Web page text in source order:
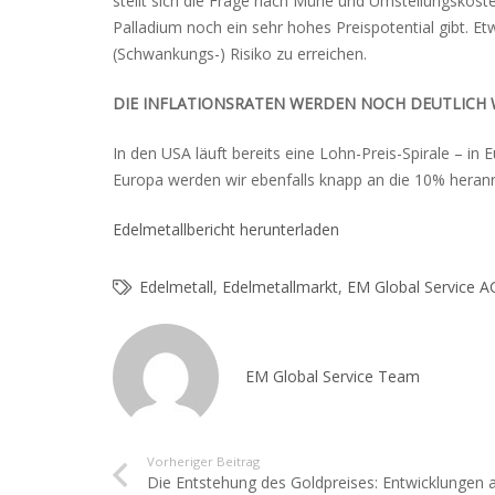
Palladium noch ein sehr hohes Preispotential gibt.
(Schwankungs-) Risiko zu erreichen.
DIE INFLATIONSRATEN WERDEN NOCH DEUTLICH
In den USA läuft bereits eine Lohn-Preis-Spirale – in
Europa werden wir ebenfalls knapp an die 10%
Edelmetallbericht herunterladen
Edelmetall, Edelmetallmarkt, EM Global Service
EM Global Service Team
Vorheriger Beitrag
Die Entstehung des Goldpreises: Entwicklungen